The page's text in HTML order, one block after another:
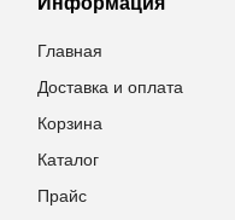
Главная
Доставка и оплата
Корзина
Каталог
Прайс